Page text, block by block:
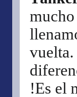
!Es el